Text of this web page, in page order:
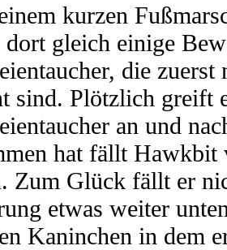
kurzen
dort gleich einige
die
sind. Plötzlich greift
an und
hat fällt
Zum Glück fällt er
etwas weiter
Kaninchen in dem